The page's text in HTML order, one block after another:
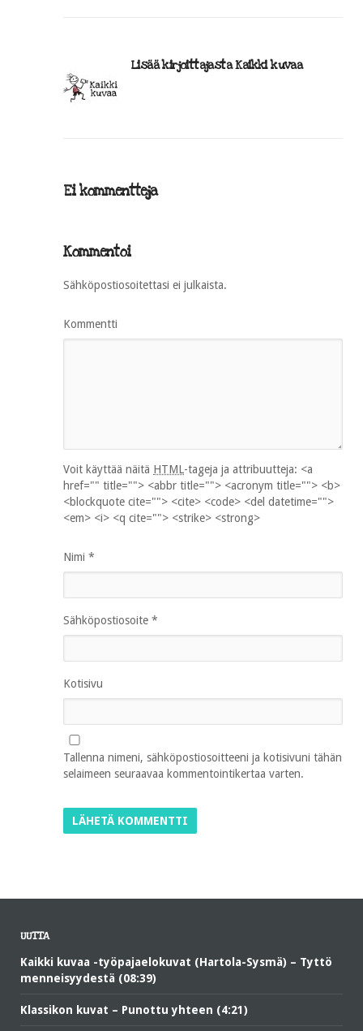
Lisää kirjoittajasta Kaikki kuvaa
Ei kommentteja
Kommentoi
Sähköpostiosoitettasi ei julkaista.
Kommentti
Voit käyttää näitä HTML-tageja ja attribuutteja: <a
href="" title=""> <abbr title=""> <acronym title=""> <b>
<blockquote cite=""> <cite> <code> <del datetime="">
<em> <i> <q cite=""> <strike> <strong>
Nimi *
Sähköpostiosoite *
Kotisivu
Tallenna nimeni, sähköpostiosoitteeni ja kotisivuni tähän
selaimeen seuraavaa kommentointikertaa varten.
UUTTA
Kaikki kuvaa -työpajaelokuvat (Hartola-Sysmä) – Tyttö
menneisyydestä (08:39)
Klassikon kuvat – Punottu yhteen (4:21)